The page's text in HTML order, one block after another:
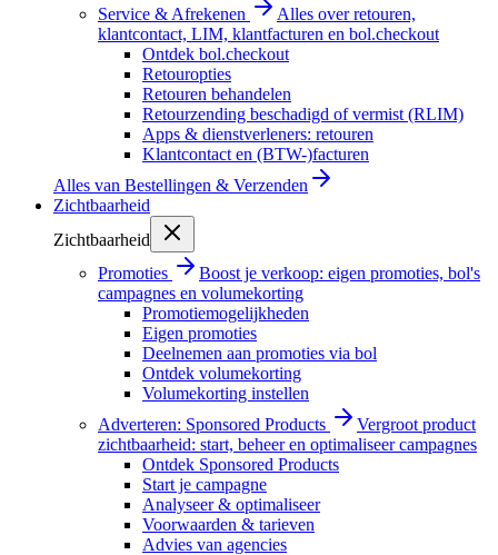
Service & Afrekenen
Alles over retouren,
klantcontact, LIM, klantfacturen en bol.checkout
Ontdek bol.checkout
Retouropties
Retouren behandelen
Retourzending beschadigd of vermist (RLIM)
Apps & dienstverleners: retouren
Klantcontact en (BTW-)facturen
Alles van Bestellingen & Verzenden
Zichtbaarheid
Zichtbaarheid
Promoties
Boost je verkoop: eigen promoties, bol's
campagnes en volumekorting
Promotiemogelijkheden
Eigen promoties
Deelnemen aan promoties via bol
Ontdek volumekorting
Volumekorting instellen
Adverteren: Sponsored Products
Vergroot product
zichtbaarheid: start, beheer en optimaliseer campagnes
Ontdek Sponsored Products
Start je campagne
Analyseer & optimaliseer
Voorwaarden & tarieven
Advies van agencies